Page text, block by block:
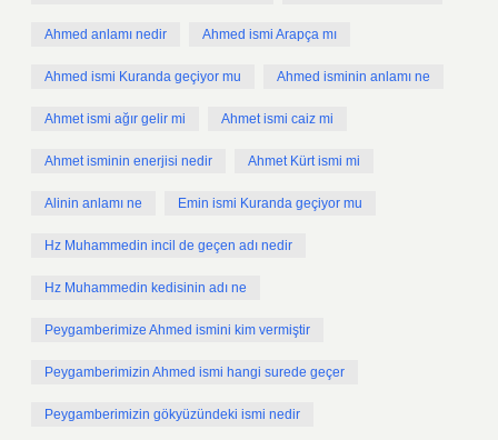
Ahmed anlamı nedir Ahmed ismi Arapça mı
Ahmed ismi Kuranda geçiyor mu Ahmed isminin anlamı ne
Ahmet ismi ağır gelir mi Ahmet ismi caiz mi
Ahmet isminin enerjisi nedir Ahmet Kürt ismi mi
Alinin anlamı ne Emin ismi Kuranda geçiyor mu
Hz Muhammedin incil de geçen adı nedir
Hz Muhammedin kedisinin adı ne
Peygamberimize Ahmed ismini kim vermiştir
Peygamberimizin Ahmed ismi hangi surede geçer
Peygamberimizin gökyüzündeki ismi nedir